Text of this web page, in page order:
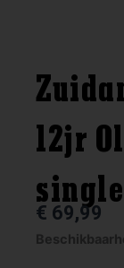
12jr
€ 69,99
Zuidam